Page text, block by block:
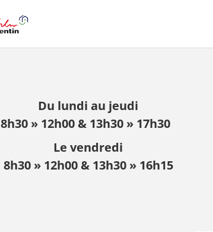
Du lundi au jeudi
8h30 » 12h00 & 13h30 » 17h30
Le vendredi
8h30 » 12h00 & 13h30 » 16h15